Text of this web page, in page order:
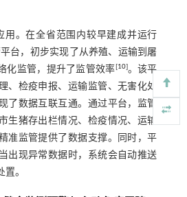
用。在全省范围内较早建成并运行
台，初步实现了从养殖、运输到屠
化监管，提升了监管效率[10]。该平
、检疫申报、运输监管、无害化处
了数据互联互通。通过平台，监管
生猪存出栏情况、检疫情况、运输
准监管提供了数据支撑。同时，平
出现异常数据时，系统会自动推送
。